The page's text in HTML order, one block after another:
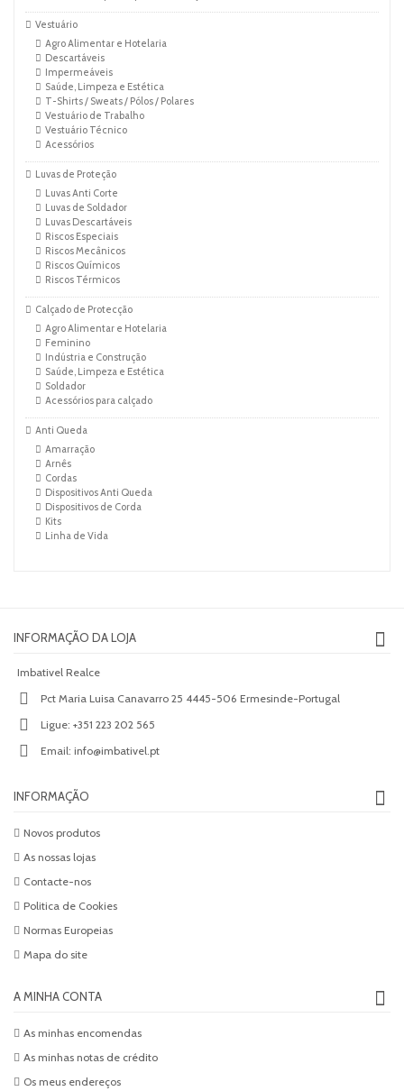
Vestuário
Agro Alimentar e Hotelaria
Descartáveis
Impermeáveis
Saúde, Limpeza e Estética
T-Shirts / Sweats / Pólos / Polares
Vestuário de Trabalho
Vestuário Técnico
Acessórios
Luvas de Proteção
Luvas Anti Corte
Luvas de Soldador
Luvas Descartáveis
Riscos Especiais
Riscos Mecânicos
Riscos Químicos
Riscos Térmicos
Calçado de Protecção
Agro Alimentar e Hotelaria
Feminino
Indústria e Construção
Saúde, Limpeza e Estética
Soldador
Acessórios para calçado
Anti Queda
Amarração
Arnês
Cordas
Dispositivos Anti Queda
Dispositivos de Corda
Kits
Linha de Vida
INFORMAÇÃO DA LOJA
Imbativel Realce
Pct Maria Luisa Canavarro 25 4445-506 Ermesinde-Portugal
Ligue: +351 223 202 565
Email: info@imbativel.pt
INFORMAÇÃO
Novos produtos
As nossas lojas
Contacte-nos
Politica de Cookies
Normas Europeias
Mapa do site
A MINHA CONTA
As minhas encomendas
As minhas notas de crédito
Os meus endereços